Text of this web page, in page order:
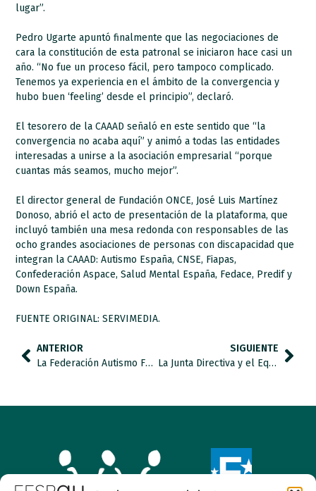
lugar”.
Pedro Ugarte apuntó finalmente que las negociaciones de
cara la constitución de esta patronal se iniciaron hace casi un
año. “No fue un proceso fácil, pero tampoco complicado.
Tenemos ya experiencia en el ámbito de la convergencia y
hubo buen ‘feeling’ desde el principio”, declaró.
El tesorero de la CAAAD señaló en este sentido que “la
convergencia no acaba aquí” y animó a todas las entidades
interesadas a unirse a la asociación empresarial “porque
cuantas más seamos, mucho mejor”.
El director general de Fundación ONCE, José Luis Martínez
Donoso, abrió el acto de presentación de la plataforma, que
incluyó también una mesa redonda con responsables de las
ocho grandes asociaciones de personas con discapacidad que
integran la CAAAD: Autismo España, CNSE, Fiapas,
Confederación Aspace, Salud Mental España, Fedace, Predif y
Down España.
FUENTE ORIGINAL: SERVIMEDIA.
ANTERIOR
La Federación Autismo FESPAU apoya al CERMI en su petición a que los grupos parlamentarios del Senado defiendan al sector social de la discapacidad en los presupuestos del 2023.
SIGUIENTE
La Junta Directiva y el Equipo Técnico de FESPAU os desea Felices Fiestas